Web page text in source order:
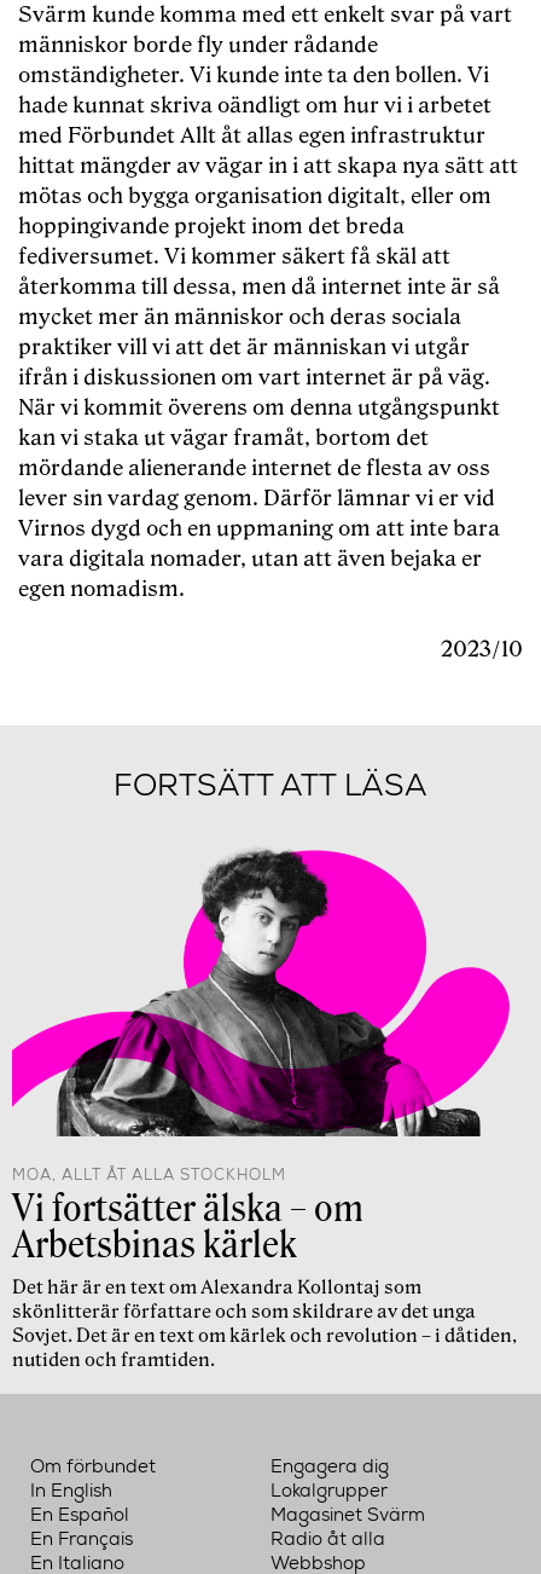
Svärm kunde komma med ett enkelt svar på vart
människor borde fly under rådande
omständigheter. Vi kunde inte ta den bollen. Vi
hade kunnat skriva oändligt om hur vi i arbetet
med Förbundet Allt åt allas egen infrastruktur
hittat mängder av vägar in i att skapa nya sätt att
mötas och bygga organisation digitalt, eller om
hoppingivande projekt inom det breda
fediversumet. Vi kommer säkert få skäl att
återkomma till dessa, men då internet inte är så
mycket mer än människor och deras sociala
praktiker vill vi att det är människan vi utgår
ifrån i diskussionen om vart internet är på väg.
När vi kommit överens om denna utgångspunkt
kan vi staka ut vägar framåt, bortom det
mördande alienerande internet de flesta av oss
lever sin vardag genom. Därför lämnar vi er vid
Virnos dygd och en uppmaning om att inte bara
vara digitala nomader, utan att även bejaka er
egen nomadism.
2023/10
FORTSÄTT ATT LÄSA
MOA, ALLT ÅT ALLA STOCKHOLM
Vi fortsätter älska – om
Arbetsbinas kärlek
Det här är en text om Alexandra Kollontaj som
skönlitterär författare och som skildrare av det unga
Sovjet. Det är en text om kärlek och revolution – i dåtiden,
nutiden och framtiden.
Om förbundet
In English
En Español
En Français
En Italiano
Engagera dig
Lokalgrupper
Magasinet Svärm
Radio åt alla
Webbshop